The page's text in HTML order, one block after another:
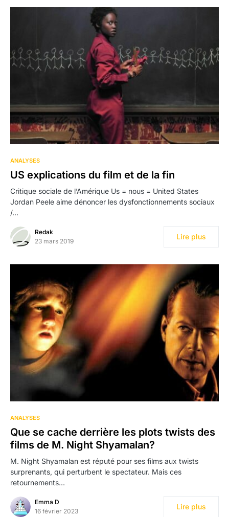
ANALYSES
US explications du film et de la fin
Critique sociale de l’Amérique Us = nous = United ­States
Jordan Peele aime dénoncer les dysfonctionnements sociaux
/…
Redak
23 mars 2019
Lire plus
ANALYSES
Que se cache derrière les plots twists des
films de M. Night Shyamalan?
M. Night Shyamalan est réputé pour ses films aux twists
surprenants, qui perturbent le spectateur. Mais ces
retournements…
Emma D
16 février 2023
Lire plus